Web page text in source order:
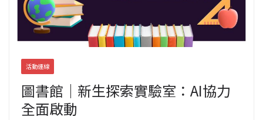
活動連線
圖書館｜新生探索實驗室：AI協力
全面啟動